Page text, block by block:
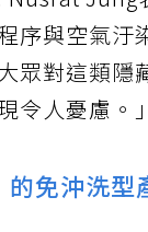
序與空氣汙
眾對這類隱
令人憂慮。」
免沖洗型